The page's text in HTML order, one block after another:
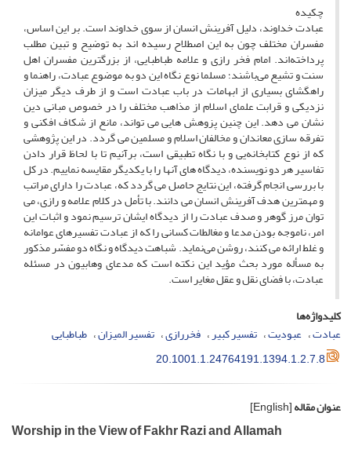
چکیده
عبادت خداوند، دلیل آفرینش انسان از سوی خداوند است. بر این اساس،
مفسران مختلف چون به این اصطلاح رسیده اند به توضیح و تبین مطلب
پرداخته‌اند. امام فخر رازی و علامه طباطبایی، از بزرگترین مفسران اهل
سنت و تشیع می‌باشند؛ مسلما نوع نگاه این دو به موضوع عبادت، راهنما و
راهگشای بسیاری از ابهامات در باب عبادت است و از طرف دیگر میزان
نزدیکی و قرابت علمای اسلام از مذاهب مختلف را در خصوص مبانی دین
نشان می دهد. این چنین پزوهش هایی می تواند، مانع از شکاف افکنی و
تفرقه سازی معاندان و مخالفان اسلام و مسلمین می گردد. در این پژوهشی
که از نوع کتابخانه‌یی و با نگاه تطبیقی است، برآنیم تا با لحاظ قرار دادن
تفاسیر هر دو نویسنده، دیدگاه های آنها را با یکدیگر مقایسه‌ نماییم. در کل
با بررسی انجام گرفته، این نتایج حاصل می گردد که، عبادت را دارای مراتب
و مهمترین هدف آفرینش انسان می دانند. با تأمل در کلام علامه و رازی، می
توان مرز گوهر و صدف عبادت را از دیدگاه ایشان ترسیم نمود و اثبات این
امر، ناموجه بودن مدعا و مغالطات کسانی را که از عبادت تفسیرهای عوامانه
و غلط ارائه می کنند، روشن می‌نماید. شباهت دیدگاه و نگاه دو مفسّر مذکور
به مسأله مورد بحث مؤید این نکته است که مدعای وهابیون در مسئله
عبادت، با فضای نقل و عقل مغایر است.
کلیدواژه‌ها
عبادت عبودیت تفسیر کبیر فخررازی تفسیر المیزان طباطبایی
20.1001.1.24764191.1394.1.2.7.8
عنوان مقاله[English]
Worship in the View of Fakhr Razi and Allamah